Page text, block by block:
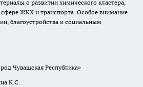
о развитии химического кластера,
сфере ЖКХ и транспорта. Особое внимание
благоустройства и социальным
Чувашская Республика»
К.С.